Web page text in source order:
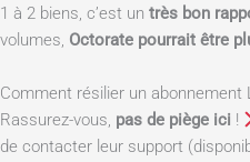
1 à 2 biens, c’est un très bon
volumes, Octorate pourrait être
Comment résilier un abonnement
Rassurez-vous, pas de piège ici !
de contacter leur support